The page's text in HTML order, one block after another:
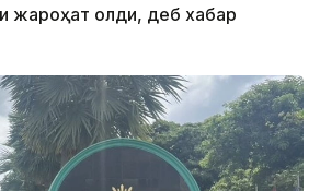
жароҳат олди, деб хабар